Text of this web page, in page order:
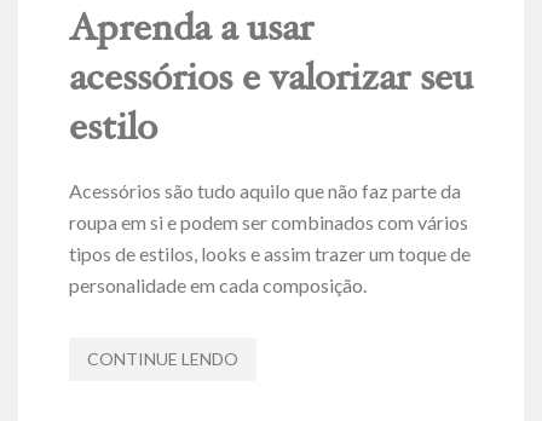
Aprenda a usar
acessórios e valorizar seu
estilo
Acessórios são tudo aquilo que não faz parte da
roupa em si e podem ser combinados com vários
tipos de estilos, looks e assim trazer um toque de
personalidade em cada composição.
CONTINUE LENDO